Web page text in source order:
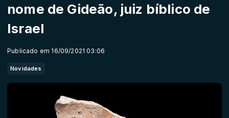
nome de Gideão, juiz bíblico de
Israel
Publicado em 16/09/2021 03:06
Novidades